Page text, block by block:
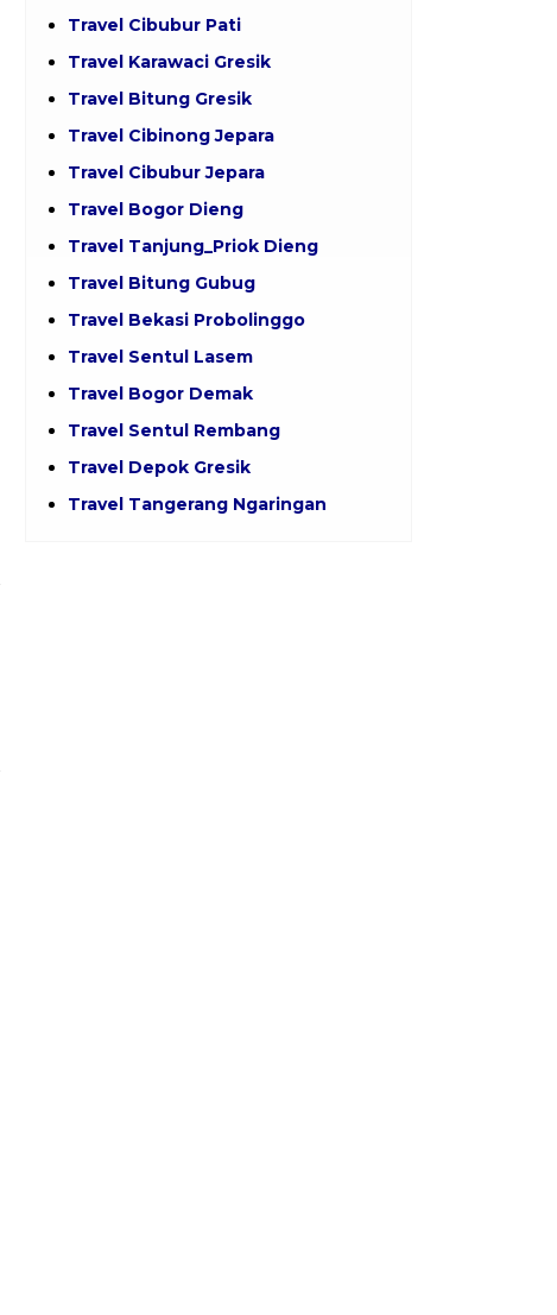
Travel Cibubur Pati
Travel Karawaci Gresik
Travel Bitung Gresik
Travel Cibinong Jepara
Travel Cibubur Jepara
Travel Bogor Dieng
Travel Tanjung_Priok Dieng
Travel Bitung Gubug
Travel Bekasi Probolinggo
Travel Sentul Lasem
Travel Bogor Demak
Travel Sentul Rembang
Travel Depok Gresik
Travel Tangerang Ngaringan